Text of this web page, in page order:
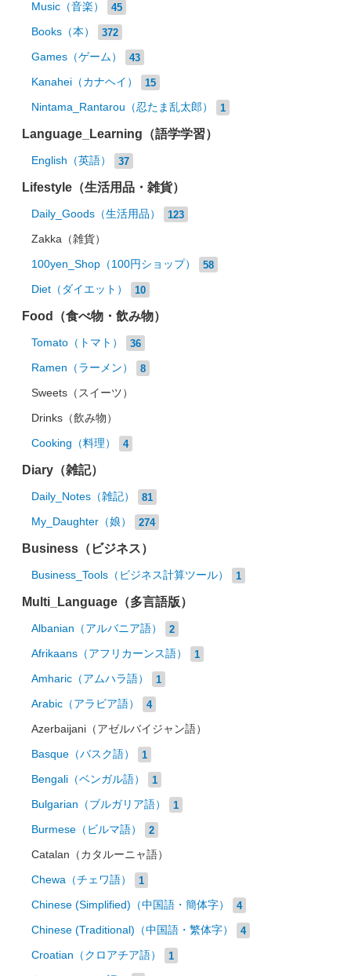
Music（音楽） 45
Books（本） 372
Games（ゲーム） 43
Kanahei（カナヘイ） 15
Nintama_Rantarou（忍たま乱太郎） 1
Language_Learning（語学学習）
English（英語） 37
Lifestyle（生活用品・雑貨）
Daily_Goods（生活用品） 123
Zakka（雑貨）
100yen_Shop（100円ショップ） 58
Diet（ダイエット） 10
Food（食べ物・飲み物）
Tomato（トマト） 36
Ramen（ラーメン） 8
Sweets（スイーツ）
Drinks（飲み物）
Cooking（料理） 4
Diary（雑記）
Daily_Notes（雑記） 81
My_Daughter（娘） 274
Business（ビジネス）
Business_Tools（ビジネス計算ツール） 1
Multi_Language（多言語版）
Albanian（アルバニア語） 2
Afrikaans（アフリカーンス語） 1
Amharic（アムハラ語） 1
Arabic（アラビア語） 4
Azerbaijani（アゼルバイジャン語）
Basque（バスク語） 1
Bengali（ベンガル語） 1
Bulgarian（ブルガリア語） 1
Burmese（ビルマ語） 2
Catalan（カタルーニャ語）
Chewa（チェワ語） 1
Chinese (Simplified)（中国語・簡体字） 4
Chinese (Traditional)（中国語・繁体字） 4
Croatian（クロアチア語） 1